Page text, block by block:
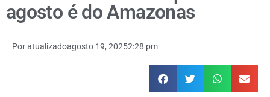
agosto é do Amazonas
Poratualizadoagosto 19, 20252:28 pm